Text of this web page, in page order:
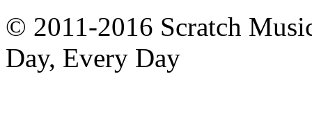
© 2011-2016 Scratch
Day, Every Day